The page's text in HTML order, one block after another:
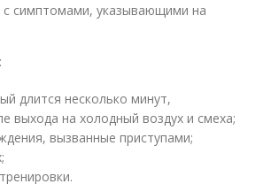
с симптомами, указывающими на
длится несколько минут,
выхода на холодный воздух и смеха;
вызванные приступами;